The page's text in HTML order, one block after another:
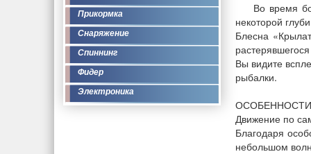
Прикормка
Снаряжение
Спиннинг
Фидер
Электроника
Во время
некоторой
Блесна
Вы видите
рыбалки.
ОСОБЕННОСТИ
Движение по
Благодаря
небольшом